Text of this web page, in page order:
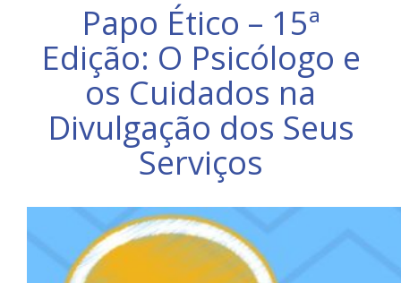
Papo Ético – 15ª
Edição: O Psicólogo e
os Cuidados na
Divulgação dos Seus
Serviços